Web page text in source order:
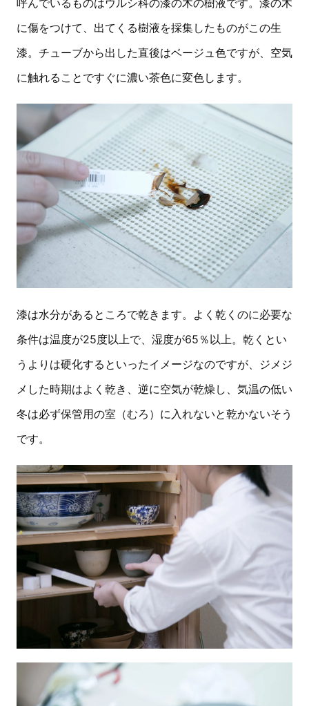
に傷をつけて、出てくる樹液を採集したものがこの生
漆。チューブから出した直後はベージュ色ですが、空気
に触れることですぐに濃い茶色に変色します。
漆は水分があるところで乾きます。よく乾くのに必要な
条件は温度が25度以上で、湿度が65％以上。乾くとい
うよりは硬化するといったイメージなのですが、ジメジ
メした時期はよく乾き、逆に空気が乾燥し、気温の低い
冬は必ず保管用の室（むろ）に入れないと乾かないそう
です。